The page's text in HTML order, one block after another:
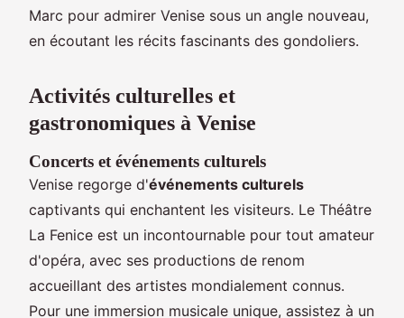
Marc pour admirer Venise sous un angle nouveau,
en écoutant les récits fascinants des gondoliers.
Activités culturelles et
gastronomiques à Venise
Concerts et événements culturels
Venise regorge d'événements culturels
captivants qui enchantent les visiteurs. Le Théâtre
La Fenice est un incontournable pour tout amateur
d'opéra, avec ses productions de renom
accueillant des artistes mondialement connus.
Pour une immersion musicale unique, assistez à un